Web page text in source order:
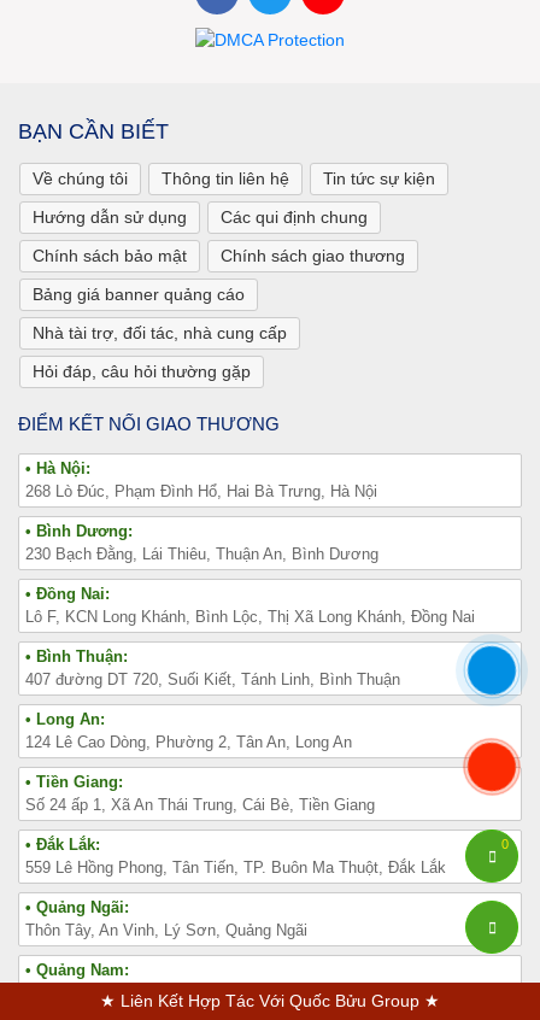
BẠN CẦN BIẾT
Về chúng tôi Thông tin liên hệ
Tin tức sự kiện
Hướng dẫn sử dụng
Các qui định chung
Chính sách bảo mật
Chính sách giao thương
Bảng giá banner quảng cáo
Nhà tài trợ, đối tác, nhà cung cấp
Hỏi đáp, câu hỏi thường gặp
ĐIỂM KẾT NỐI GIAO THƯƠNG
• Hà Nội:
268 Lò Đúc, Phạm Đình Hổ, Hai Bà Trưng, Hà Nội
• Bình Dương:
230 Bạch Đằng, Lái Thiêu, Thuận An, Bình Dương
• Đồng Nai:
Lô F, KCN Long Khánh, Bình Lộc, Thị Xã Long Khánh, Đồng Nai
• Bình Thuận:
407 đường DT 720, Suối Kiết, Tánh Linh, Bình Thuận
• Long An:
124 Lê Cao Dòng, Phường 2, Tân An, Long An
• Tiền Giang:
Số 24 ấp 1, Xã An Thái Trung, Cái Bè, Tiền Giang
• Đắk Lắk:
559 Lê Hồng Phong, Tân Tiến, TP. Buôn Ma Thuột, Đắk Lắk
• Quảng Ngãi:
Thôn Tây, An Vinh, Lý Sơn, Quảng Ngãi
• Quảng Nam:
AH1, Tam Hiệp, Núi Thành, Quảng Nam
0
★ Liên Kết Hợp Tác Với Quốc Bửu Group ★